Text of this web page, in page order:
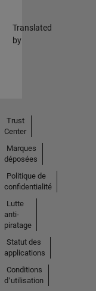
Translated
by
Trust
Center
Marques
déposées
Politique de
confidentialité
Lutte
anti-
piratage
Statut des
applications
Conditions
d՚utilisation